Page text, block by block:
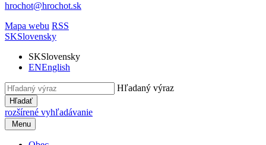
hrochot@hrochot.sk
Mapa webu RSS
SKSlovensky
SKSlovensky
ENEnglish
Hľadaný výraz
Hľadať
rozšírené vyhľadávanie
Menu